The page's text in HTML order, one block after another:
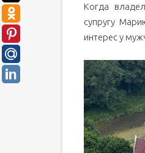
Когда
супругу
интерес у